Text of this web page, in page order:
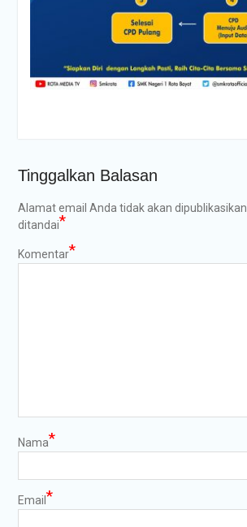
Tinggalkan Balasan
Alamat email Anda tidak akan dipublikasikan.
ditandai*
Komentar*
Nama*
Email *